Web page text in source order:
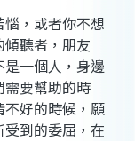
，或者你不想
聽者，朋友
一個人，身邊
要幫助的時
好的時候，願
到的委屈，在